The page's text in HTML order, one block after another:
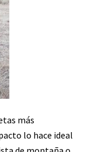
más
lo hace ideal